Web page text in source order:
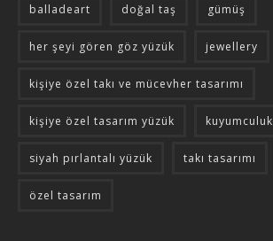
balladeart doğal taş gümüş
her şeyi gören göz yüzük jewellery
kişiye özel takı ve mücevher tasarımı
kişiye özel tasarım yüzük kuyumculuk
siyah pırlantalı yüzük takı tasarımı
özel tasarım